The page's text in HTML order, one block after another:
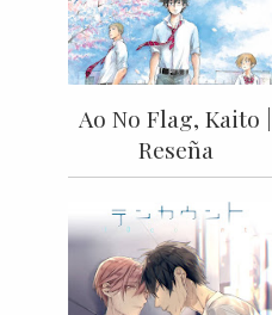
Ao No Flag, Kaito |
Reseña